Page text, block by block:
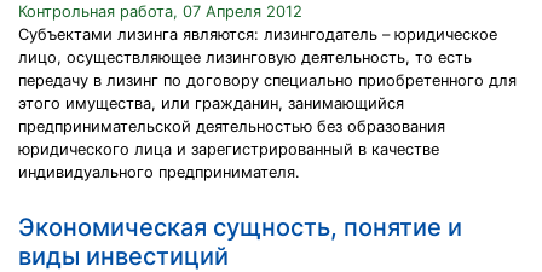
Контрольная работа, 07 Апреля 2012
Субъектами лизинга являются: лизингодатель – юридическое
лицо, осуществляющее лизинговую деятельность, то есть
передачу в лизинг по договору специально приобретенного для
этого имущества, или гражданин, занимающийся
предпринимательской деятельностью без образования
юридического лица и зарегистрированный в качестве
индивидуального предпринимателя.
Экономическая сущность, понятие и
виды инвестиций